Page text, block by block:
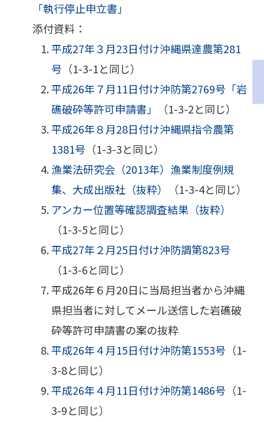
「執行停止申立書」
添付資料：
平成27年３月23日付け沖縄県達農第281
号（1-3-1と同じ）
平成26年７月11日付け沖防第2769号「岩
礁破砕等許可申請書」
（1-3-2と同じ）
平成26年８月28日付け沖縄県指令農第
1381号（1-3-3と同じ）
漁業法研究会（2013年）漁業制度例規
集、大成出版社（抜粋）
（1-3-4と同じ）
アンカー位置等確認調査結果（抜粋）
（1-3-5と同じ）
平成27年２月25日付け沖防調第823号
（1-3-6と同じ）
平成26年６月20日に当局担当者から沖縄
県担当者に対してメール送信した岩礁破
砕等許可申請書の案の抜粋
平成26年４月15日付け沖防第1553号（1-
3-8と同じ）
平成26年４月11日付け沖防第1486号（1-
3-9と同じ）